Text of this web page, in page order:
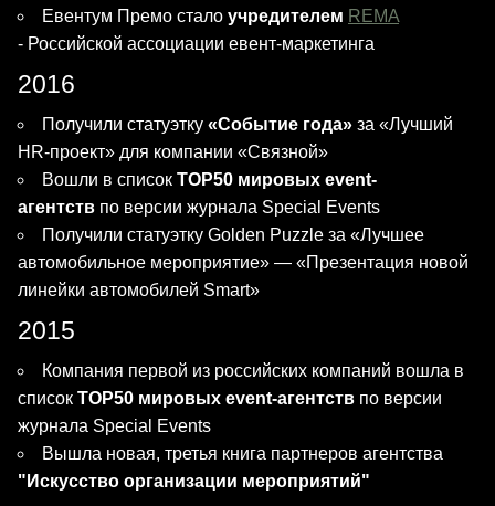
Евентум Премо стало учредителем REMA
- Российской ассоциации евент-маркетинга
2016
Получили статуэтку «Событие года» за «Лучший
HR-проект» для компании «Связной»
Вошли в список TOP50 мировых event-
агентств по версии журнала Special Events
Получили статуэтку Golden Puzzle за «Лучшее
автомобильное мероприятие» — «Презентация новой
линейки автомобилей Smart»
2015
Компания первой из российских компаний вошла в
список TOP50 мировых event-агентств по версии
журнала Special Events
Вышла новая, третья книга партнеров агентства
"Искусство организации мероприятий"